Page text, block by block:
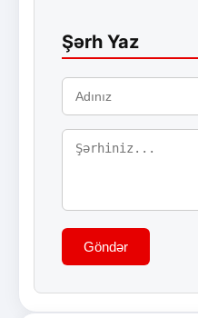
Şərh Yaz
Göndər